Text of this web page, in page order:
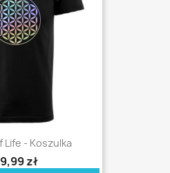
Life - Koszulka
zł